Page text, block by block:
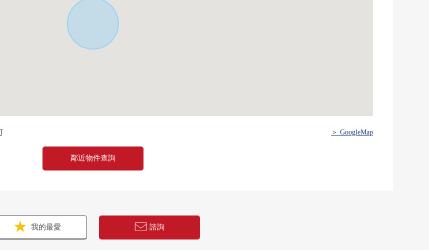
＞ GoogleMap
鄰近物件查詢
我的最愛 諮詢